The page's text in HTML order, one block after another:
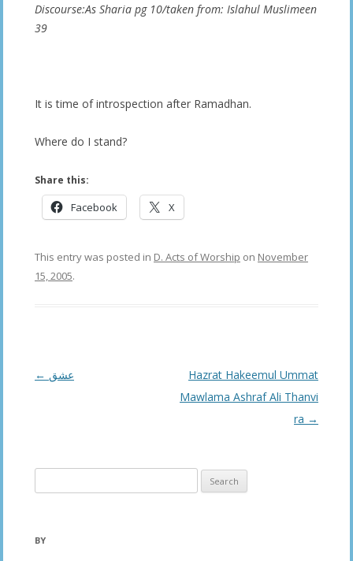
Discourse:As Sharia pg 10/taken from: Islahul Muslimeen
39
It is time of introspection after Ramadhan.
Where do I stand?
Share this:
Facebook X
This entry was posted in D. Acts of Worship on November
15, 2005.
Post
← عشق
Hazrat Hakeemul Ummat
Mawlama Ashraf Ali Thanvi
ra →
for:
BY